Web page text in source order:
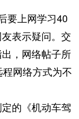
上网学习40
表示疑问。交
，网络帖子所
网络方式为不
的《机动车驾